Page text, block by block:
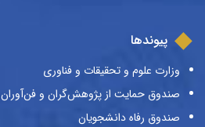
پیوندها
وزارت علوم و تحقیقات و فناوری
صندوق حمایت از پژوهش‌گران و فن‌آوران
صندوق رفاه دانشجویان